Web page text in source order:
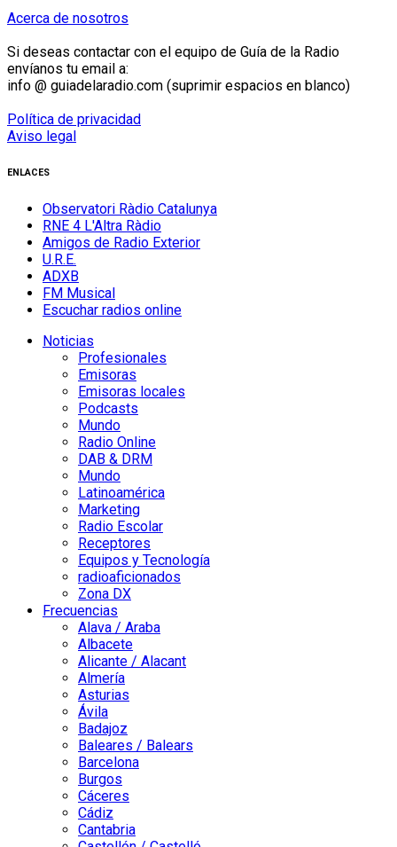
Acerca de nosotros
Si deseas contactar con el equipo de Guía de la Radio
envíanos tu email a:
info @ guiadelaradio.com (suprimir espacios en blanco)
Política de privacidad
Aviso legal
ENLACES
Observatori Ràdio Catalunya
RNE 4 L'Altra Ràdio
Amigos de Radio Exterior
U.R.E.
ADXB
FM Musical
Escuchar radios online
Noticias
Profesionales
Emisoras
Emisoras locales
Podcasts
Mundo
Radio Online
DAB & DRM
Mundo
Latinoamérica
Marketing
Radio Escolar
Receptores
Equipos y Tecnología
radioaficionados
Zona DX
Frecuencias
Alava / Araba
Albacete
Alicante / Alacant
Almería
Asturias
Ávila
Badajoz
Baleares / Balears
Barcelona
Burgos
Cáceres
Cádiz
Cantabria